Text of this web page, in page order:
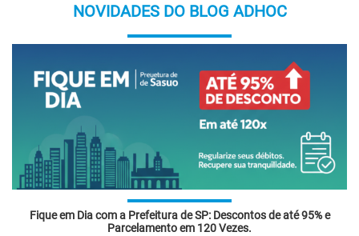
NOVIDADES DO BLOG ADHOC
Fique em Dia com a Prefeitura de SP: Descontos de até 95% e
Parcelamento em 120 Vezes.